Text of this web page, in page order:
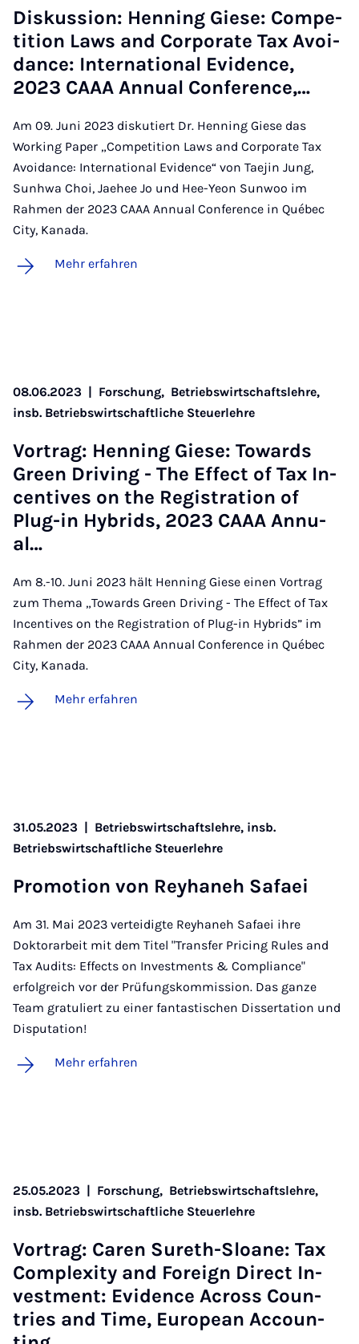
Dis­kus­si­on: Hen­ning Gie­se: Com­pe­
ti­ti­on Laws and Cor­po­ra­te Tax Avoi­
dance: In­ter­na­ti­o­nal Evi­dence,
2023 CAAA An­nu­al Con­fe­rence,…
Am 09. Juni 2023 diskutiert Dr. Henning Giese das
Working Paper „Competition Laws and Corporate Tax
Avoidance: International Evidence“ von Taejin Jung,
Sunhwa Choi, Jaehee Jo und Hee-Yeon Sunwoo im
Rahmen der 2023 CAAA Annual Conference in Québec
City, Kanada.
Mehr erfahren
08.06.2023 | Forschung, Betriebswirtschaftslehre,
insb. Betriebswirtschaftliche Steuerlehre
Vor­trag: Hen­ning Gie­se: To­wards
Green Dri­ving - The Ef­fect of Tax In­
cen­ti­ves on the Re­gis­tra­ti­on of
Plug-in Hy­brids, 2023 CAAA An­nu­
al…
Am 8.-10. Juni 2023 hält Henning Giese einen Vortrag
zum Thema „Towards Green Driving - The Effect of Tax
Incentives on the Registration of Plug-in Hybrids” im
Rahmen der 2023 CAAA Annual Conference in Québec
City, Kanada.
Mehr erfahren
31.05.2023 | Betriebswirtschaftslehre, insb.
Betriebswirtschaftliche Steuerlehre
Pro­mo­ti­on von Rey­ha­neh Sa­faei
Am 31. Mai 2023 verteidigte Reyhaneh Safaei ihre
Doktorarbeit mit dem Titel "Transfer Pricing Rules and
Tax Audits: Effects on Investments & Compliance"
erfolgreich vor der Prüfungskommission. Das ganze
Team gratuliert zu einer fantastischen Dissertation und
Disputation!
Mehr erfahren
25.05.2023 | Forschung, Betriebswirtschaftslehre,
insb. Betriebswirtschaftliche Steuerlehre
Vor­trag: Caren Su­reth-Slo­a­ne: Tax
Com­ple­xi­ty and For­eign Di­rect In­
vest­ment: Evi­dence Across Coun­
tries and Time, Eu­ro­pean Ac­coun­